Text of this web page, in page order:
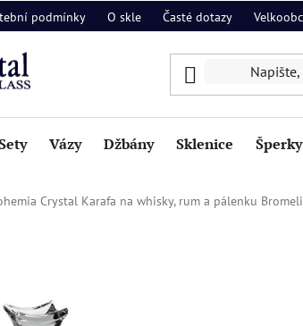
podmínky O skle Časté dotazy
Vázy Džbány Sklenice Šperky
Crystal Karafa na whisky, rum a pálenku